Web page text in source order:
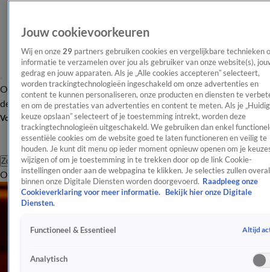
OverzichtAfleveringen Entertainment TV Algemeen
Tip
de redactieNieuwsbrief
Volg Shownieuws
Zoeken
OverzichtEntertainmentSpraakmakendRealityCrimeVideo's
Jouw cookievoorkeuren
Wij en onze 29 partners gebruiken cookies en vergelijkbare technieken
informatie te verzamelen over jou als gebruiker van onze website(s),
gedrag en jouw apparaten. Als je „Alle cookies accepteren” selecteert,
worden trackingtechnologieën ingeschakeld om onze advertenties en
content te kunnen personaliseren, onze producten en diensten te
en om de prestaties van advertenties en content te meten. Als je
keuze opslaan” selecteert of je toestemming intrekt, worden deze
trackingtechnologieën uitgeschakeld. We gebruiken dan enkel
essentiële cookies om de website goed te laten functioneren en veilig te
houden. Je kunt dit menu op ieder moment opnieuw openen om je
wijzigen of om je toestemming in te trekken door op de link Cookie-
instellingen onder aan de webpagina te klikken. Je selecties zullen overal
binnen onze Digitale Diensten worden doorgevoerd. Raadpleeg onze
Cookieverklaring voor meer informatie.
Bekijk hier onze Digitale
Diensten.
Functioneel & Essentieel Altijd
Analytisch